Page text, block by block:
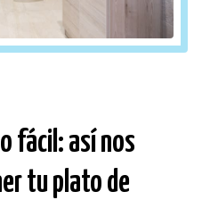
fácil: así nos
tu plato de